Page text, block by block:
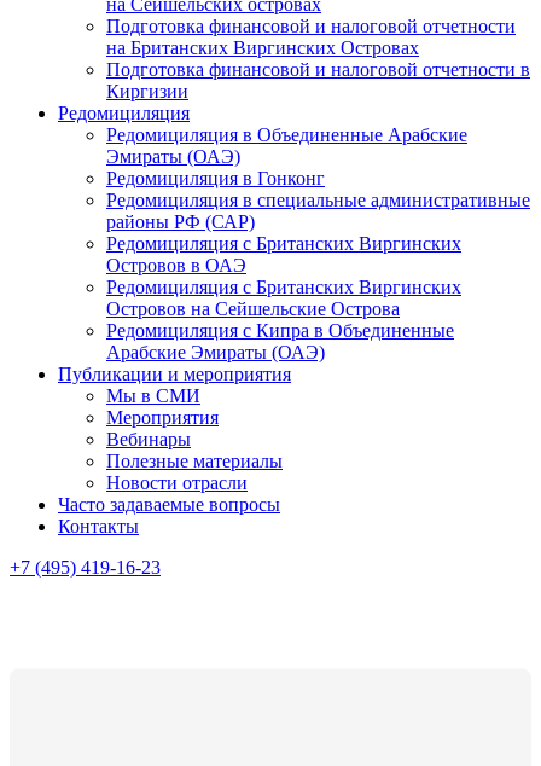
на Сейшельских островах
Подготовка финансовой и налоговой отчетности
на Британских Виргинских Островах
Подготовка финансовой и налоговой отчетности в
Киргизии
Редомициляция
Редомициляция в Объединенные Арабские
Эмираты (ОАЭ)
Редомициляция в Гонконг
Редомициляция в специальные административные
районы РФ (САР)
Редомициляция с Британских Виргинских
Островов в ОАЭ
Редомициляция с Британских Виргинских
Островов на Сейшельские Острова
Редомициляция с Кипра в Объединенные
Арабские Эмираты (ОАЭ)
Публикации и мероприятия
Мы в СМИ
Мероприятия
Вебинары
Полезные материалы
Новости отрасли
Часто задаваемые вопросы
Контакты
+7 (495) 419-16-23